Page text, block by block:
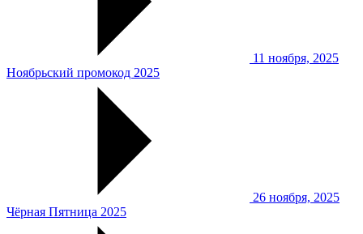
11 ноября, 2025
Ноябрьский промокод 2025
26 ноября, 2025
Чёрная Пятница 2025